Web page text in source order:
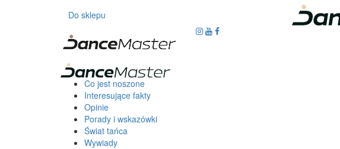
Do sklepu
Co jest noszone
Interesujące fakty
Opinie
Porady i wskazówki
Świat tańca
Wywiady